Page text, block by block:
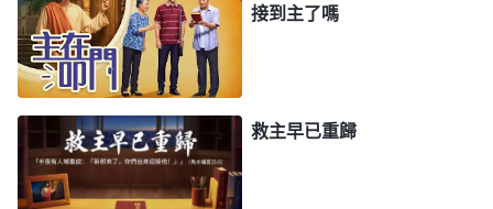
有的衆子、子民都在迫不及待地等着我的歸來，盼望
我能與其同相聚，從此再不分離。在我國中的衆民，
怎能不因我的同在而互相奔走慶幸呢？這難道是無代
價的相聚嗎？我在所有人的眼中被看為尊貴，在所有
人的話中被傳揚，當我歸來之時，我更要征服一切的
敵勢力。時候到了！我要展開我的工作，我要在人中
接到主了嗎
救主早已重歸